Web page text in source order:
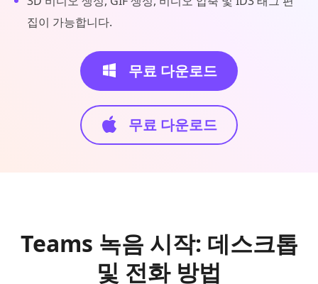
집이 가능합니다.
무료 다운로드
무료 다운로드
Teams 녹음 시작: 데스크톱
및 전화 방법